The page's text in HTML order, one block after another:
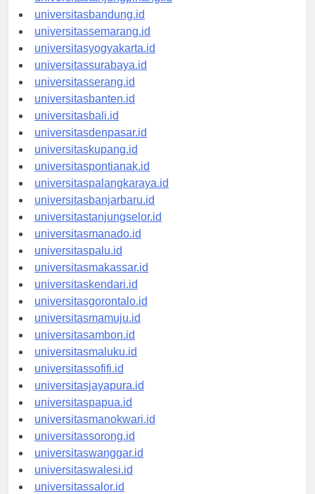
universitasbandung.id
universitassemarang.id
universitasyogyakarta.id
universitassurabaya.id
universitasserang.id
universitasbanten.id
universitasbali.id
universitasdenpasar.id
universitaskupang.id
universitaspontianak.id
universitaspalangkaraya.id
universitasbanjarbaru.id
universitastanjungselor.id
universitasmanado.id
universitaspalu.id
universitasmakassar.id
universitaskendari.id
universitasgorontalo.id
universitasmamuju.id
universitasambon.id
universitasmaluku.id
universitassofifi.id
universitasjayapura.id
universitaspapua.id
universitasmanokwari.id
universitassorong.id
universitaswanggar.id
universitaswalesi.id
universitassalor.id